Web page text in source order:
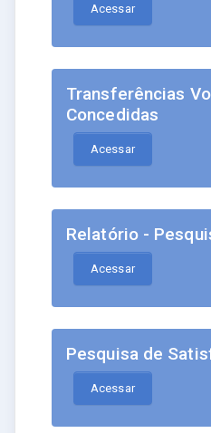
Acessar
Transferências
Concedidas
Acessar
Relatório -
Acessar
Pesquisa de
Acessar